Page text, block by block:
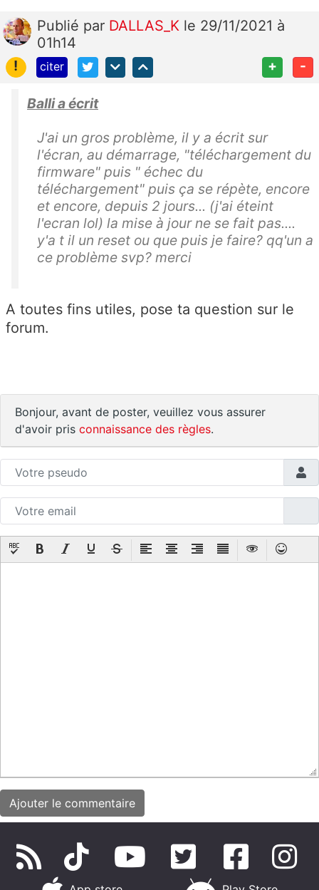
Publié par DALLAS_K le 29/11/2021 à
01h14
!
citer + -
Balli a écrit
J'ai un gros problème, il y a écrit sur
l'écran, au démarrage, "téléchargement du
firmware" puis " échec du
téléchargement" puis ça se répète, encore
et encore, depuis 2 jours... (j'ai éteint
l'ecran lol) la mise à jour ne se fait pas....
y'a t il un reset ou que puis je faire? qq'un a
ce problème svp? merci
A toutes fins utiles, pose ta question sur le
forum.
Bonjour, avant de poster, veuillez vous assurer
d'avoir pris connaissance des règles.